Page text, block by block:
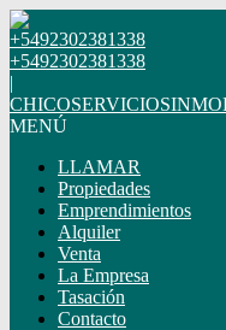
+5492302381338
+5492302381338
|
MENÚ
LLAMAR
Propiedades
Emprendimientos
Alquiler
Venta
La Empresa
Tasación
Contacto